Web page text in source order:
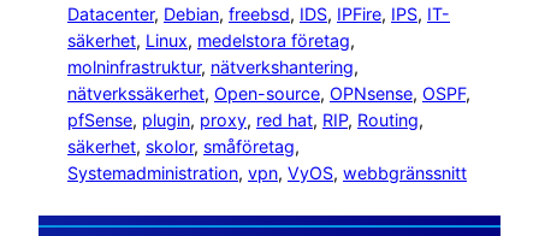
Datacenter, Debian, freebsd, IDS, IPFire, IPS, IT-
säkerhet, Linux, medelstora företag
molninfrastruktur, nätverkshantering
nätverkssäkerhet, Open-source, OPNsense, OSPF
pfSense, plugin, proxy, red hat, RIP, Routing
säkerhet, skolor, småföretag
Systemadministration, vpn, VyOS, webbgränssnitt